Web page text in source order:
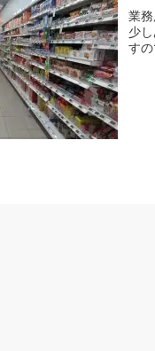
業
少
す